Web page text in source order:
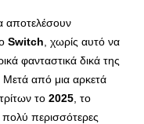
αποτελέσουν
Switch , χωρίς αυτό να
φανταστικά δικά της
Μετά από μια αρκετά
το 2025 , το
πολύ περισσότερες